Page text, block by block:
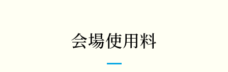
会場使用料